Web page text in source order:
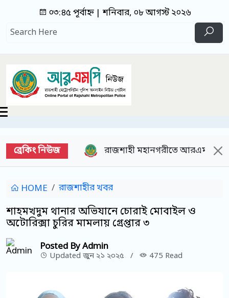
০৩:৪৫ পূর্বাহ্ন | শনিবার, ০৮ আগস্ট ২০২৬
ব্রেকিং নিউজরাজশাহী মহানগরীতে আরএমপি’র মাদকবিরোধী
HOME রাজশাহীর খবর
শাহমখদুম থানার অভিযানে চোরাই মোবাইল ও
অটোরিক্সা চুরির মামলায় গ্রেপ্তার ৩
Posted By Admin
Updated জুন ২১ ২০২৫ / 475 Read